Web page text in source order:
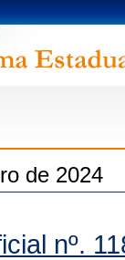
de 2024
nº.